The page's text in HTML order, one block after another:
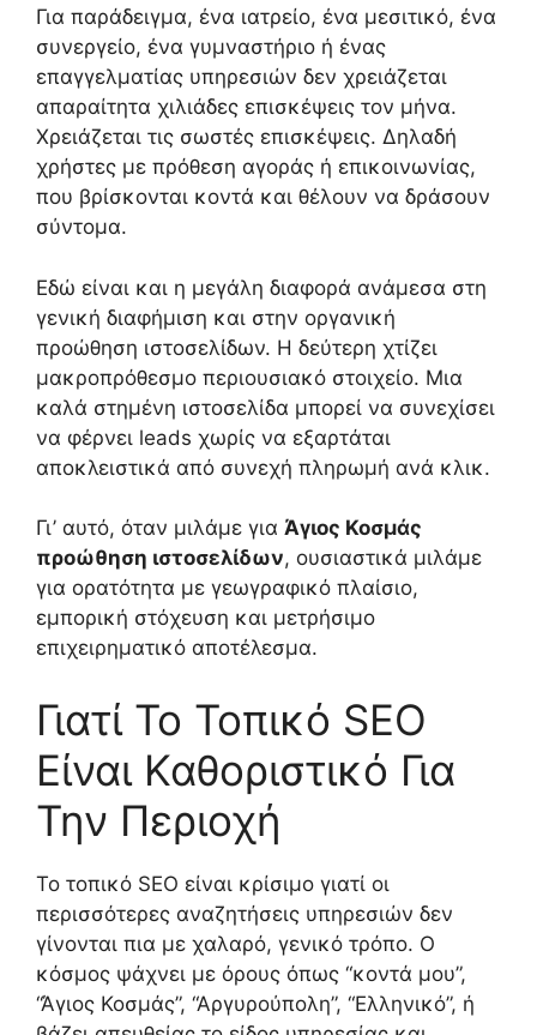
Για παράδειγμα, ένα ιατρείο, ένα μεσιτικό, ένα
συνεργείο, ένα γυμναστήριο ή ένας
επαγγελματίας υπηρεσιών δεν χρειάζεται
απαραίτητα χιλιάδες επισκέψεις τον μήνα.
Χρειάζεται τις σωστές επισκέψεις. Δηλαδή
χρήστες με πρόθεση αγοράς ή επικοινωνίας,
που βρίσκονται κοντά και θέλουν να δράσουν
σύντομα.
Εδώ είναι και η μεγάλη διαφορά ανάμεσα στη
γενική διαφήμιση και στην οργανική
προώθηση ιστοσελίδων. Η δεύτερη χτίζει
μακροπρόθεσμο περιουσιακό στοιχείο. Μια
καλά στημένη ιστοσελίδα μπορεί να συνεχίσει
να φέρνει leads χωρίς να εξαρτάται
αποκλειστικά από συνεχή πληρωμή ανά κλικ.
Γι’ αυτό, όταν μιλάμε για Άγιος Κοσμάς
προώθηση ιστοσελίδων, ουσιαστικά μιλάμε
για ορατότητα με γεωγραφικό πλαίσιο,
εμπορική στόχευση και μετρήσιμο
επιχειρηματικό αποτέλεσμα.
Γιατί Το Τοπικό SEO
Είναι Καθοριστικό Για
Την Περιοχή
Το τοπικό SEO είναι κρίσιμο γιατί οι
περισσότερες αναζητήσεις υπηρεσιών δεν
γίνονται πια με χαλαρό, γενικό τρόπο. Ο
κόσμος ψάχνει με όρους όπως “κοντά μου”,
“Άγιος Κοσμάς”, “Αργυρούπολη”, “Ελληνικό”, ή